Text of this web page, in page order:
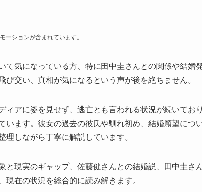
ーションが含まれています。
て気になっている方、特に田中圭さんとの関係や結婚
び交い、真相が気になるという声が後を絶ちません。
ィアに姿を見せず、逃亡とも言われる状況が続いてお
います。彼女の過去の彼氏や馴れ初め、結婚願望につ
理しながら丁寧に解説しています。
と現実のギャップ、佐藤健さんとの結婚説、田中圭さ
在の状況を総合的に読み解きます。